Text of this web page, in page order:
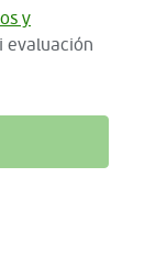
y
evaluación